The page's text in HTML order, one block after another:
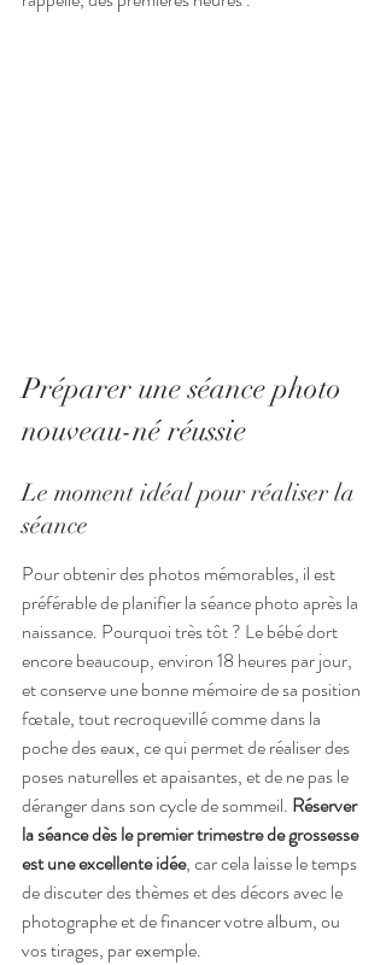
Préparer une séance photo
nouveau-né réussie
Le moment idéal pour réaliser la
séance
Pour obtenir des photos mémorables, il est
préférable de planifier la séance photo après la
naissance. Pourquoi très tôt ? Le bébé dort
encore beaucoup, environ 18 heures par jour,
et conserve une bonne mémoire de sa position
fœtale, tout recroquevillé comme dans la
poche des eaux, ce qui permet de réaliser des
poses naturelles et apaisantes, et de ne pas le
déranger dans son cycle de sommeil. Réserver
la séance dès le premier trimestre de grossesse
est une excellente idée, car cela laisse le temps
de discuter des thèmes et des décors avec le
photographe et de financer votre album, ou
vos tirages, par exemple.